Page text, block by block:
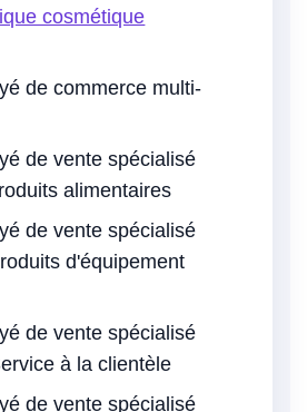
cosmétique
de commerce multi-
de vente spécialisé
alimentaires
de vente spécialisé
d'équipement
de vente spécialisé
à la clientèle
de vente spécialisé